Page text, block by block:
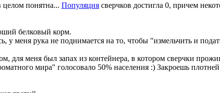
целом понятна... Популяция сверчков достигла 0, причем
белковый корм.
у меня рука не поднимается на то, чтобы "измельчить и
для меня был запах из контейнера, в котором сверчки
мира" голосовало 50% населения :) Закроешь